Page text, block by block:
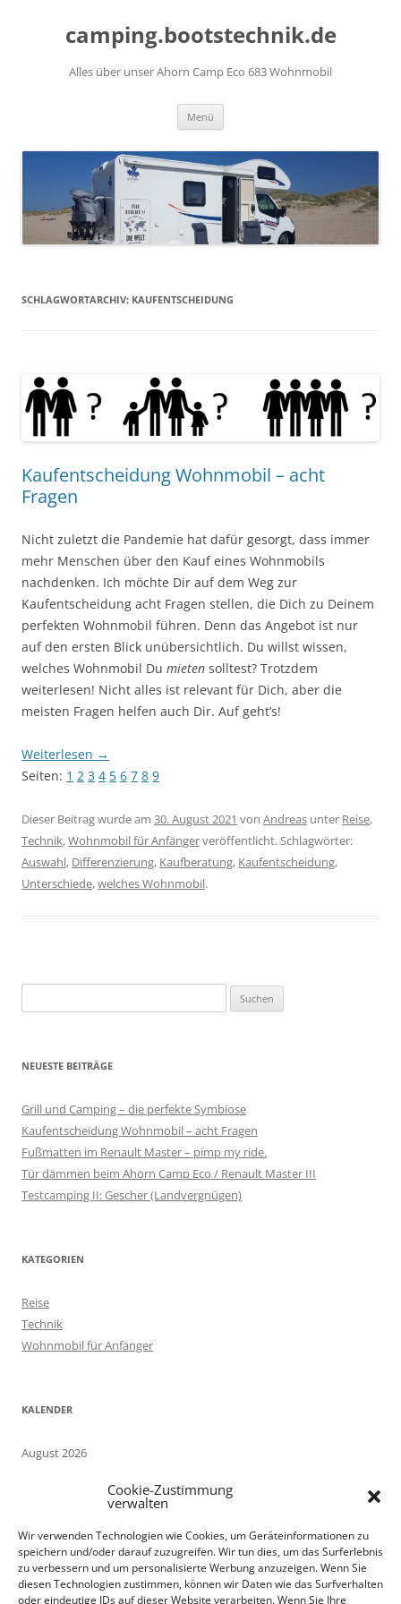
springencamping.bootstechnik.de
Alles über unser Ahorn Camp Eco 683 Wohnmobil
Menü
SCHLAGWORTARCHIV: KAUFENTSCHEIDUNG
Kaufentscheidung Wohnmobil – acht
Fragen
Nicht zuletzt die Pandemie hat dafür gesorgt, dass immer
mehr Menschen über den Kauf eines Wohnmobils
nachdenken. Ich möchte Dir auf dem Weg zur
Kaufentscheidung acht Fragen stellen, die Dich zu Deinem
perfekten Wohnmobil führen. Denn das Angebot ist nur
auf den ersten Blick unübersichtlich. Du willst wissen,
welches Wohnmobil Du mieten solltest? Trotzdem
weiterlesen! Nicht alles ist relevant für Dich, aber die
meisten Fragen helfen auch Dir. Auf geht’s!
Weiterlesen →
Seiten: 1 2 3 4 5 6 7 8 9
Dieser Beitrag wurde am 30. August 2021 von Andreas unter Reise,
Technik,Wohnmobil für Anfängerveröffentlicht. Schlagwörter:
Auswahl, Differenzierung, Kaufberatung, Kaufentscheidung,
Unterschiede,welches Wohnmobil.
u
NEUESTE BEITRÄGE
Grill und Camping – die perfekte Symbiose
Kaufentscheidung Wohnmobil – acht Fragen
Fußmatten im Renault Master – pimp my ride.
Tür dämmen beim Ahorn Camp Eco / Renault Master III
Testcamping II: Gescher (Landvergnügen)
KATEGORIEN
Reise
Technik
Wohnmobil für Anfänger
KALENDER
August 2026
10
11 12 13 14 15
16
17
18 19 20 21 22
23
24
25 26 27 28 29
30
Cookie-Zustimmung
verwalten
Wir verwenden Technologien wie Cookies, um Geräteinformationen zu
speichern und/oder darauf zuzugreifen. Wir tun dies, um das Surferlebnis
zu verbessern und um personalisierte Werbung anzuzeigen. Wenn Sie
diesen Technologien zustimmen, können wir Daten wie das Surfverhalten
oder eindeutige IDs auf dieser Website verarbeiten. Wenn Sie Ihre